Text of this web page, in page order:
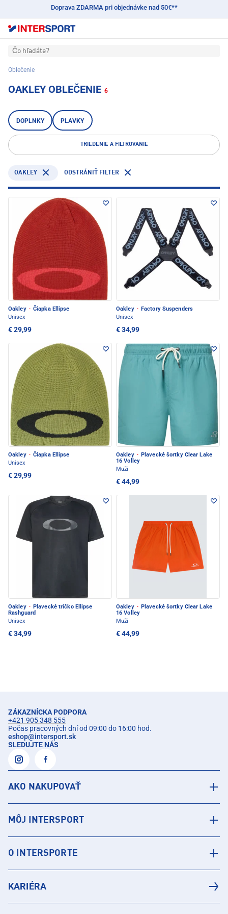
Doprava ZDARMA pri objednávke nad 50€**
Čo hľadáte?
Oblečenie
OAKLEY OBLEČENIE 6
DOPLNKY PLAVKY
TRIEDENIE A FILTROVANIE
OAKLEY ODSTRÁNIŤ FILTER
Oakley · Čiapka Ellipse
Unisex
€ 29,99
Oakley · Factory Suspenders
Unisex
€ 34,99
Oakley · Čiapka Ellipse
Unisex
€ 29,99
Oakley · Plavecké šortky Clear Lake
16 Volley
Muži
€ 44,99
Oakley · Plavecké tričko Ellipse
Rashguard
Unisex
€ 34,99
Oakley · Plavecké šortky Clear Lake
16 Volley
Muži
€ 44,99
ZÁKAZNÍCKA PODPORA
+421 905 348 555
Počas pracovných dní od 09:00 do 16:00 hod.
eshop@intersport.sk
SLEDUJTE NÁS
AKO NAKUPOVAŤ
MÔJ INTERSPORT
O INTERSPORTE
KARIÉRA